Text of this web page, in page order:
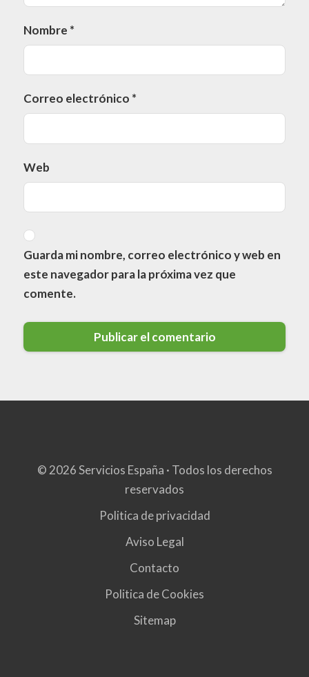
Nombre *
Correo electrónico *
Web
Guarda mi nombre, correo electrónico y web en
este navegador para la próxima vez que
comente.
© 2026 Servicios España · Todos los derechos
reservados
Politica de privacidad
Aviso Legal
Contacto
Politica de Cookies
Sitemap